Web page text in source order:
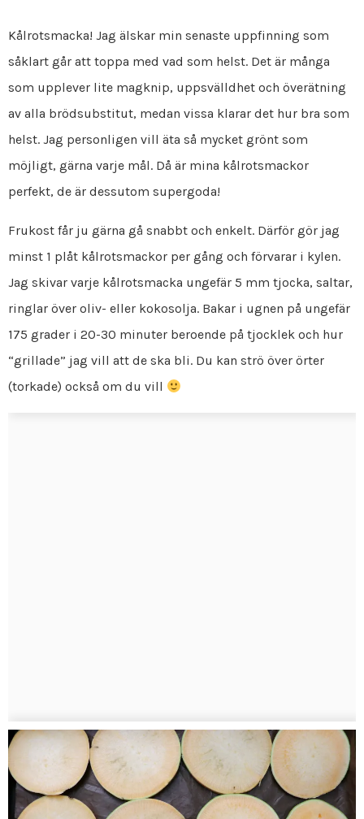
Kålrotsmacka! Jag älskar min senaste uppfinning som
såklart går att toppa med vad som helst. Det är många
som upplever lite magknip, uppsvälldhet och överätning
av alla brödsubstitut, medan vissa klarar det hur bra som
helst. Jag personligen vill äta så mycket grönt som
möjligt, gärna varje mål. Då är mina kålrotsmackor
perfekt, de är dessutom supergoda!
Frukost får ju gärna gå snabbt och enkelt. Därför gör jag
minst 1 plåt kålrotsmackor per gång och förvarar i kylen.
Jag skivar varje kålrotsmacka ungefär 5 mm tjocka, saltar,
ringlar över oliv- eller kokosolja. Bakar i ugnen på ungefär
175 grader i 20-30 minuter beroende på tjocklek och hur
“grillade” jag vill att de ska bli. Du kan strö över örter
(torkade) också om du vill